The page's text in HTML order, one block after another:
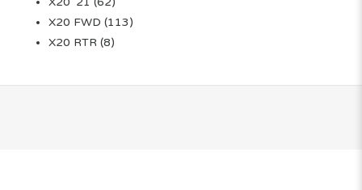
X20 FWD (113)
X20 RTR (8)